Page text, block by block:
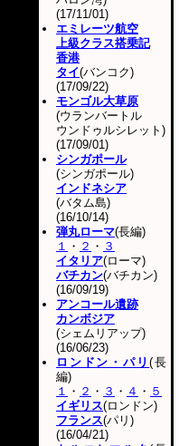
(17/11/01)
エミレーツ航空
上級クラス搭乗記
香港
タイ(バンコク)
(17/09/22)
モンゴル大草原
(ウランバートル
ウンドゥルシレット)
(17/09/01)
シンガポール
(シンガポール)
インドネシア
(バタム島)
(16/10/14)
弾丸ローマ(長編)
１ ・ ２ ・ ３
イタリア(ローマ)
バチカン(バチカン)
(16/09/19)
アンコール遺跡
カンボジア
(シェムリアップ)
(16/06/23)
ロンドン・パリ(長
編)
１ ・ ２ ・ ３ ・ ４ ・ ５
イギリス(ロンドン)
フランス(パリ)
(16/04/21)